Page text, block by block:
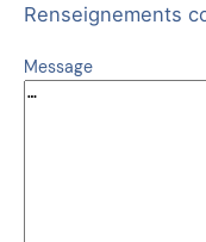
Renseignements
Message